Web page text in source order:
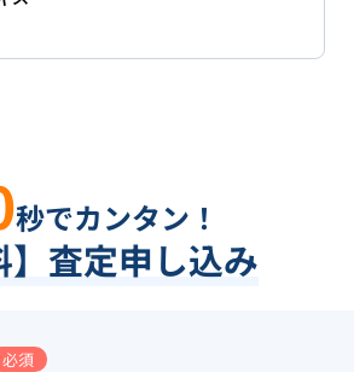
秒でカンタン！
】査定申し込み
必須